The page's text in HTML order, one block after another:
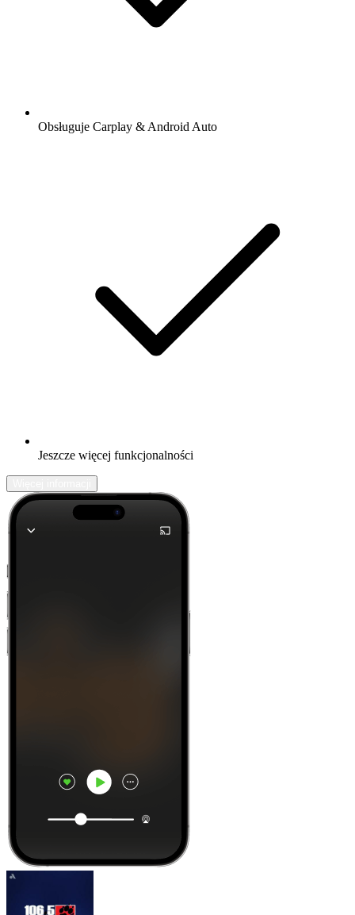
Obsługuje Carplay & Android Auto
Jeszcze więcej funkcjonalności